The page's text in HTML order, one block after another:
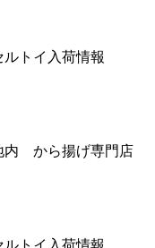
ルトイ入荷情報
内 から揚げ専門店
ルトイ入荷情報